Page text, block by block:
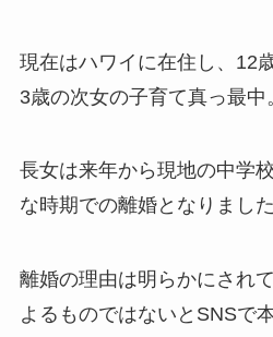
現在はハワイに在住し、12
3歳の次女の子育て真っ最中
長女は来年から現地の中学
な時期での離婚となりました
離婚の理由は明らかにされ
よるものではないとSNSで